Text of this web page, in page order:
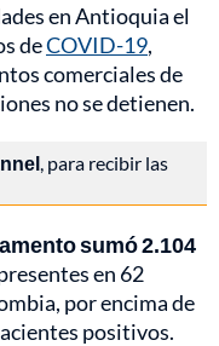
en Antioquia el
deCOVID-19,
comerciales de
no se detienen.
, para recibir las
sumó 2.104
en 62
por encima de
positivos.